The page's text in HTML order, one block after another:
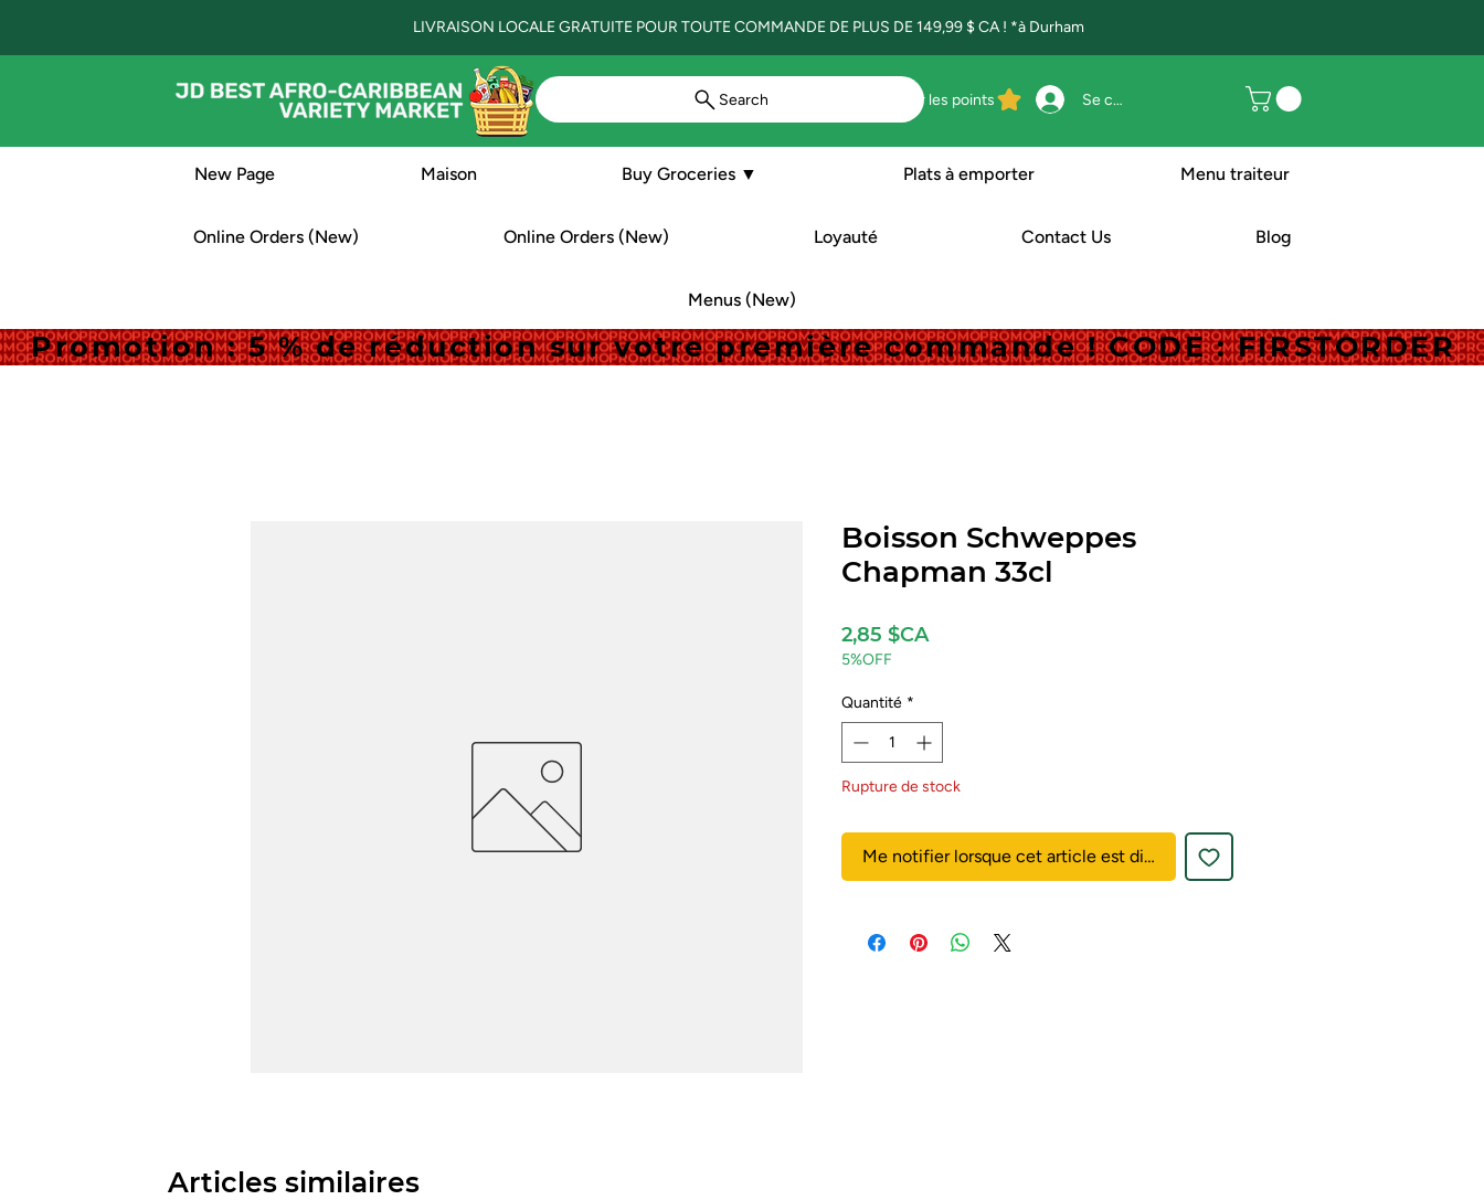
LIVRAISON LOCALE GRATUITE POUR TOUTE COMMANDE DE PLUS DE 149,99 $ CA ! *à Durham
Voir les points Se connecter
Search
New Page Maison Buy Groceries ▼ Plats à emporter Menu traiteur
Online Orders (New) Online Orders (New) Loyauté Contact Us Blog
Menus (New)
Promotion : 5 % de réduction sur votre première commande ! CODE : FIRSTORDER
Promotion : 5 % de réduction sur votre première commande ! CODE : FIRSTORDER
Boisson Schweppes
Chapman 33cl
2,85 $CAPrix
5%OFF
Quantité *
Rupture de stock
Me notifier lorsque cet article est disponible
Articles similaires